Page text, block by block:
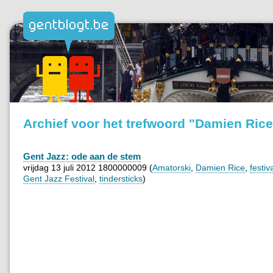
Archief voor het trefwoord "Damien
Gent Jazz: ode aan de stem
vrijdag 13 juli 2012 1800000009 (Amatorski Damien Rice
Gent Jazz Festival tindersticks)